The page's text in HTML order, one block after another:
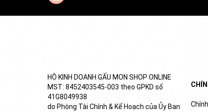
HỘ KINH DOANH GẤU MON SHOP ONLINE
MST: 8452403545-003 theo GPKD số
41G8049938
do Phòng Tài Chính & Kế Hoạch của Ủy Ban